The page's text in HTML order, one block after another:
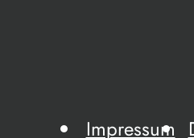
Impressum